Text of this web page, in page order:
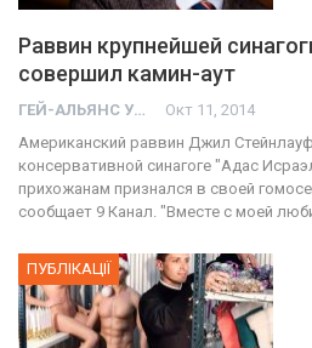
Раввин крупнейшей
совершил камин-аут
ГЕЙ-АЛЬЯНС УКРАИНА Окт 11, 2014
Американский раввин Джил
консервативной синагоге "Адас
прихожанам признался в своей
сообщает 9 Канал. "Вместе с моей
ПУБЛІКАЦІЇ